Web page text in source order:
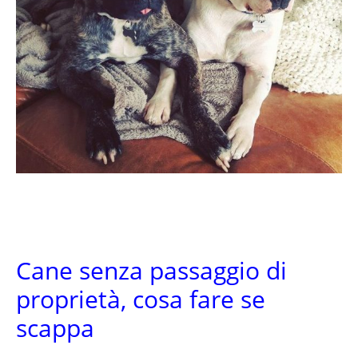
Cane senza passaggio di
proprietà, cosa fare se
scappa